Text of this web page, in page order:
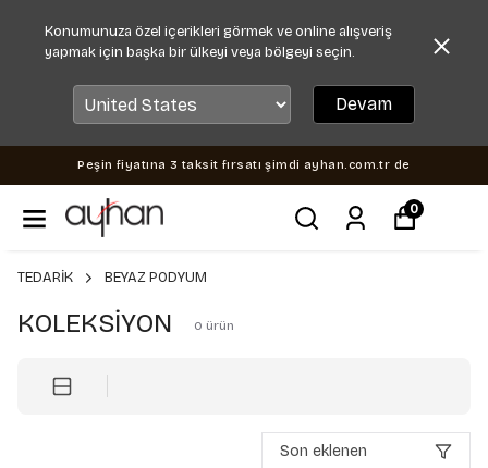
Konumunuza özel içerikleri görmek ve online alışveriş
yapmak için başka bir ülkeyi veya bölgeyi seçin.
Devam
Peşin fiyatına 3 taksit fırsatı şimdi ayhan.com.tr de
0
TEDARİK BEYAZ PODYUM
KOLEKSİYON 0 ürün
Son eklenen